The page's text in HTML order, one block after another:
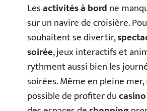
Lesactivités à bordne
sur un navire de croisière.
souhaitent se divertir,
soirée, jeux interactifs et
rythment aussi bien les
soirées. Même en pleine
possible de profiter ducasino